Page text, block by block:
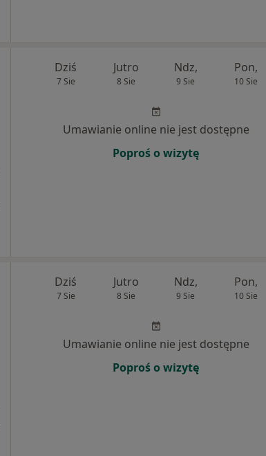
Dziś
7 Sie
Jutro
8 Sie
Ndz,
9 Sie
Pon,
10 Sie
Umawianie online nie jest dostępne
Poproś o wizytę
Dziś
7 Sie
Jutro
8 Sie
Ndz,
9 Sie
Pon,
10 Sie
Umawianie online nie jest dostępne
Poproś o wizytę